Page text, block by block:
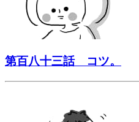
第百八十三話 コツ。